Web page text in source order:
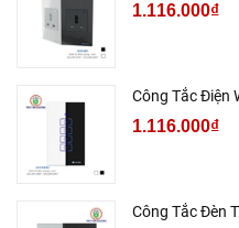
1.116.000₫
Công Tắc Điện
1.116.000₫
Công Tắc Đèn